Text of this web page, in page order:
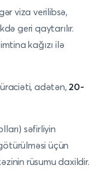
viza verilibsə,
geri qaytarılır.
kağızı ilə
adətən, 20-
səfirliyin
üçün
rüsumu daxildir.